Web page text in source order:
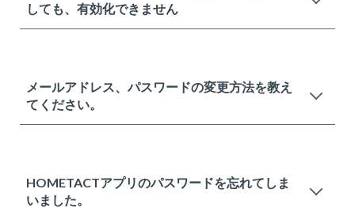
しても、有効化できません
メールアドレス、パスワードの変更方法を教え
てください。
HOMETACTアプリのパスワードを忘れてしま
いました。